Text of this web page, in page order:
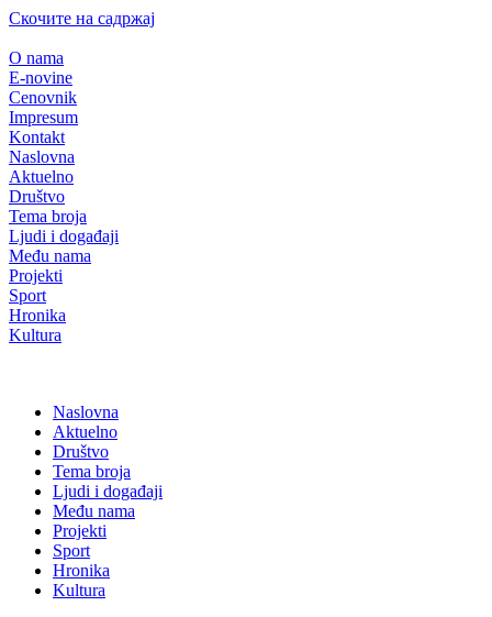
Скочите на садржај
O nama
E-novine
Cenovnik
Impresum
Kontakt
Naslovna
Aktuelno
Društvo
Tema broja
Ljudi i događaji
Među nama
Projekti
Sport
Hronika
Kultura
Naslovna
Aktuelno
Društvo
Tema broja
Ljudi i događaji
Među nama
Projekti
Sport
Hronika
Kultura